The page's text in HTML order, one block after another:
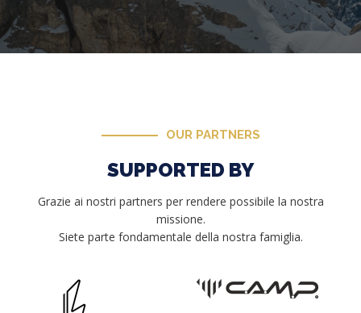
OUR PARTNERS
SUPPORTED BY
Grazie ai nostri partners per rendere possibile la nostra
missione.
Siete parte fondamentale della nostra famiglia.